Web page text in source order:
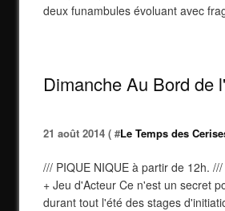
deux funambules évoluant avec
Dimanche Au Bord de
21 août 2014 ( #Le Temps des
/// PIQUE NIQUE à partir de 12h.
+ Jeu d'Acteur Ce n'est un secret
durant tout l'été des stages